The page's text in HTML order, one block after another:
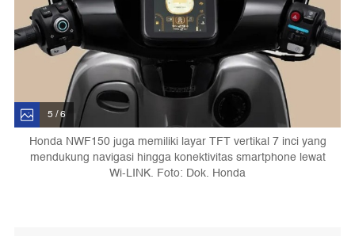
5 / 6
Honda NWF150 juga memiliki layar TFT vertikal 7 inci yang
mendukung navigasi hingga konektivitas smartphone lewat
Wi-LINK. Foto: Dok. Honda